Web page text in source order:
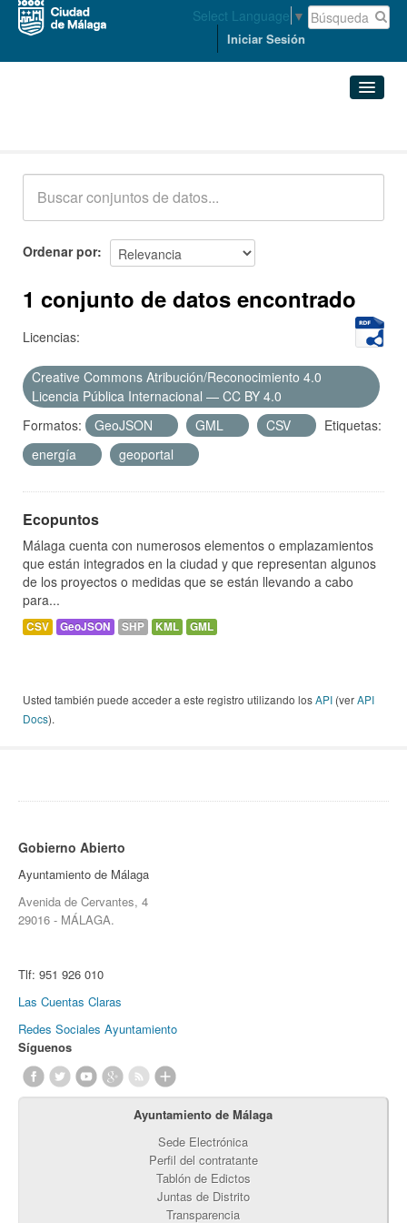
Select Language ▼
Iniciar Sesión
Acerca de
Ordenar por
1 conjunto de datos encontrado
Licencias:
Creative Commons Atribución/Reconocimiento 4.0
Licencia Pública Internacional — CC BY 4.0
Formatos:
GeoJSON GML CSV
Etiquetas:
energía
geoportal
Ecopuntos
Málaga cuenta con numerosos elementos o emplazamientos
que están integrados en la ciudad y que representan algunos
de los proyectos o medidas que se están llevando a cabo
para...
CSV GeoJSON SHP KML GML
Usted también puede acceder a este registro utilizando losAPI (verAPI
Docs).
Gobierno Abierto
Ayuntamiento de Málaga
Avenida de Cervantes, 4
29016 - MÁLAGA.
Tlf: 951 926 010
Las Cuentas Claras
Redes Sociales Ayuntamiento
Síguenos
Ayuntamiento de Málaga
Sede Electrónica
Perfil del contratante
Tablón de Edictos
Juntas de Distrito
Transparencia